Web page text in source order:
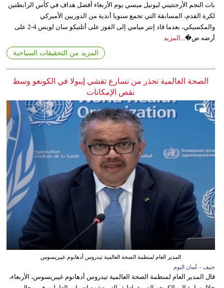
بات النجم الأرجنتيني ليونيل ميسي يوم الأربعاء أفضل هداف في كأس الرابطتين
لكرة القدم، المسابقة التي تجمع سنويا أندية من الدوريين الأميركي
والمكسيكي، بعدما قاد إنتر ميامي إلى الفوز على أتلتيكو سان لويس 4-2 على
أرضه ض�...
المزيد
المزيد من التحقيقات السياحية
الصحة العالمية تحذر من تسارع تفشي إيبولا في الكونغو وسط
نقص الإمكانات
المدير العام لمنظمة الصحة العالمية تيدروس أدهانوم غيبريسوس
جنيف - عُمان اليوم
قال المدير العام لمنظمة الصحة العالمية تيدروس أدهانوم غيبريسوس، الأربعاء،